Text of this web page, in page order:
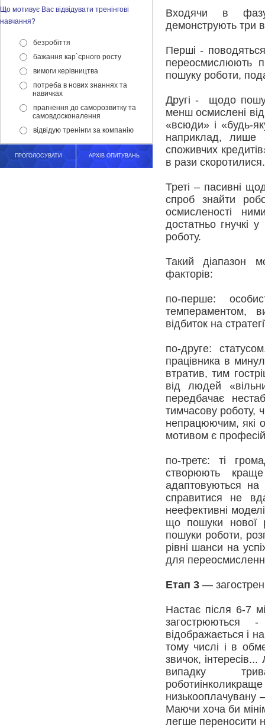
Що мотивує Вас відвідувати тренінгові
навчання?
безробіття
бажання кар`єрного росту
вимоги керівництва
потреба в нових знаннях та
навичках
прагнення до саморозвитку та
самовдосконалення
відвідую тренінги за компанію
ПРОГОЛОСУВАТИ АРХІВ ОПИТУВАНЬ
Входячи в фазу
демонструють три
Перші -
переосмислюють
пошуку роботи,
Другі - щодо
менш осмислені
«всюди» і «будь-
наприклад, лише
споживчих
в рази скоротилися.
Треті – пасивні
спроб знайти
осмисленості
достатньо гнучкі
роботу.
Такий діапазон
факторів:
по-перше:
темпераментом,
відбиток на
по-друге:
працівника в
втратив, тим
від людей
передбачає
тимчасову роботу,
непрацюючим, які
мотивом є
по-третє: ті
створюють
адаптовуються на
справитися не
неефективні
що пошуки нової
пошуки роботи,
рівні шанси на
для
Етап 3 —
Настає після 6-7
загострюються
відображається і
тому числі і в
звичок,
випадку
низькооплачувану
Маючи хоча би
легше переносити